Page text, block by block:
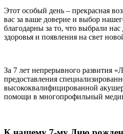
Этот особый день – прекрасная
вас за ваше доверие и выбор
благодарны за то, что выбрали нас
здоровья и появления на свет
За 7 лет непрерывного развития
предоставления
высококвалифицированной
помощи в многопрофильный